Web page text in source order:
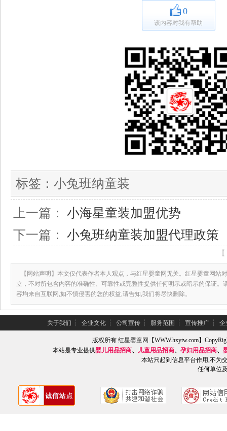
0
该内容对我有帮助
标签： 小兔班纳童装
上一篇： 小海星童装加盟优势
下一篇： 小兔班纳童装加盟代理政策
【网站声明】本文仅代表作者本人观点，与红星婴童网无关。红星婴童网站
立，不对所包含内容的准确性、可靠性或完整性提供任何明示或暗示的保证。
容均来自互联网,如不慎侵害的您的权益,请告知,我们将尽快删除。
关于我们 ┆ 企业文化 ┆ 公司宣传 ┆ 服务范围 ┆ 宣传推广 ┆ 企
版权所有红星婴童网
【WWW.hxytw.com】
本站是专业提供婴儿用品招商、 儿童用品招商、 孕妇用品招商、
本站只起到信息平台作用,不为
任何单位